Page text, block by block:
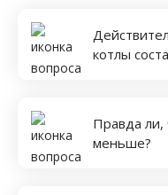
котлы
Правда ли,
меньше?